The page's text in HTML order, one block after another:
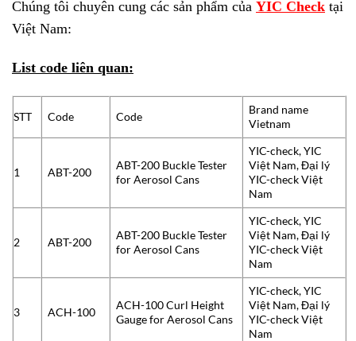
Chúng tôi chuyên cung các sản phẩm của YIC Check tại
Việt Nam:
List code liên quan:
STT Code Code
Brand name
Vietnam
1 ABT-200
ABT-200 Buckle Tester
for Aerosol Cans
YIC-check, YIC
Việt Nam, Đại lý
YIC-check Việt
Nam
2 ABT-200
ABT-200 Buckle Tester
for Aerosol Cans
YIC-check, YIC
Việt Nam, Đại lý
YIC-check Việt
Nam
3 ACH-100
ACH-100 Curl Height
Gauge for Aerosol Cans
YIC-check, YIC
Việt Nam, Đại lý
YIC-check Việt
Nam